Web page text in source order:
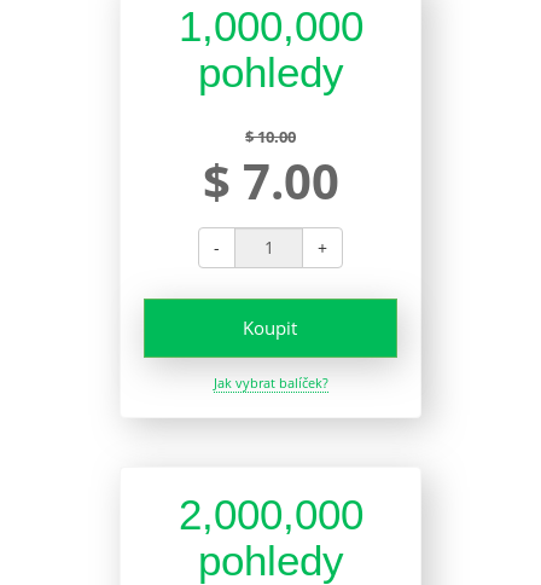
1,000,000
pohledy
$ 10.00
$ 7.00
- +
Koupit
Jak vybrat balíček?
2,000,000
pohledy